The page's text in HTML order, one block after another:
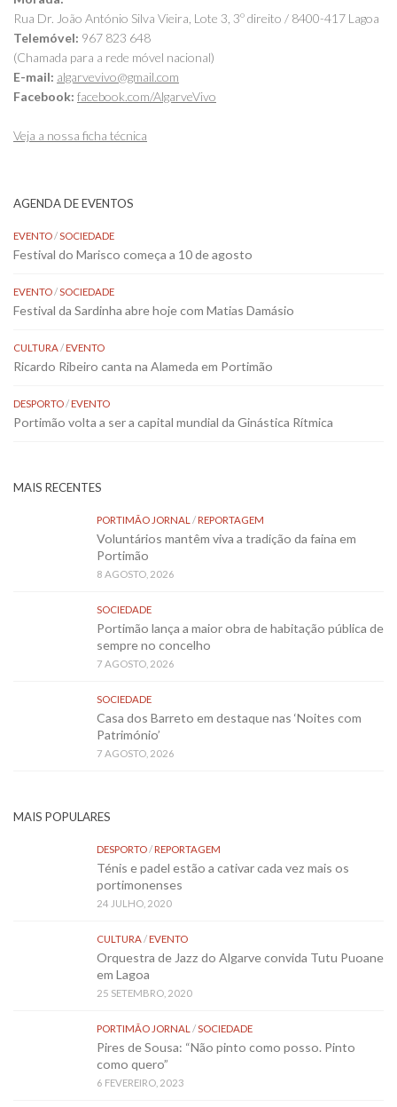
Rua Dr. João António Silva Vieira, Lote 3, 3º direito / 8400-417 Lagoa
Telemóvel: 967 823 648
(Chamada para a rede móvel nacional)
E-mail: algarvevivo@gmail.com
Facebook: facebook.com/AlgarveVivo
Veja a nossa ficha técnica
AGENDA DE EVENTOS
EVENTO/SOCIEDADE
Festival do Marisco começa a 10 de agosto
EVENTO/SOCIEDADE
Festival da Sardinha abre hoje com Matias Damásio
CULTURA/EVENTO
Ricardo Ribeiro canta na Alameda em Portimão
DESPORTO/EVENTO
Portimão volta a ser a capital mundial da Ginástica Rítmica
MAIS RECENTES
PORTIMÃO JORNAL /REPORTAGEM
Voluntários mantêm viva a tradição da faina em
Portimão
8 AGOSTO, 2026
SOCIEDADE
Portimão lança a maior obra de habitação pública de
sempre no concelho
7 AGOSTO, 2026
SOCIEDADE
Casa dos Barreto em destaque nas ‘Noites com
Património’
7 AGOSTO, 2026
MAIS POPULARES
DESPORTO/REPORTAGEM
Ténis e padel estão a cativar cada vez mais os
portimonenses
24 JULHO, 2020
CULTURA/EVENTO
Orquestra de Jazz do Algarve convida Tutu Puoane
em Lagoa
25 SETEMBRO, 2020
PORTIMÃO JORNAL /SOCIEDADE
Pires de Sousa: “Não pinto como posso. Pinto
como quero”
6 FEVEREIRO, 2023